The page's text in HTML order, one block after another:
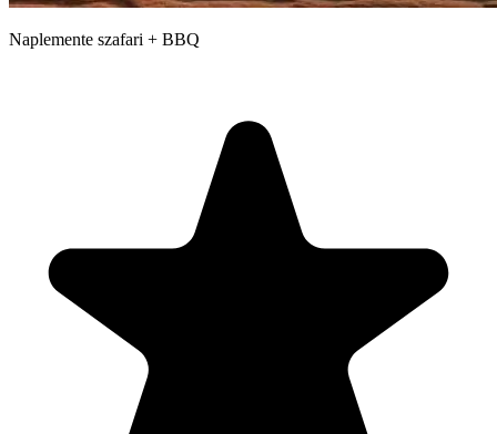
Naplemente szafari + BBQ